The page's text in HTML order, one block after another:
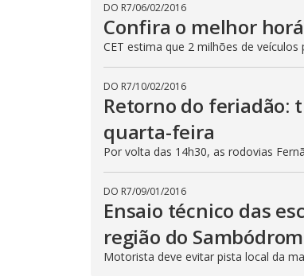
DO R7/06/02/2016
Confira o melhor
CET estima que 2 milhões de
DO R7/10/02/2016
Retorno do feriadão:
quarta-feira
Por volta das 14h30, as rodovias
DO R7/09/01/2016
Ensaio técnico das
região do
Motorista deve evitar pista local da